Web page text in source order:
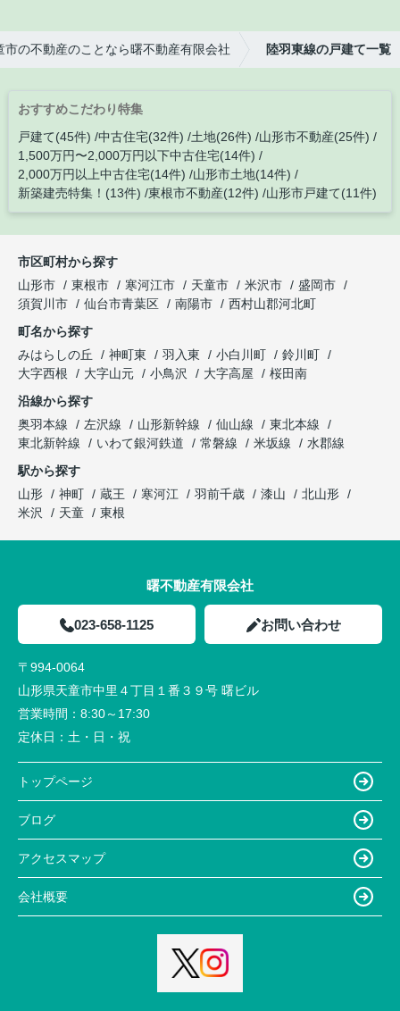
市の不動産のことなら曙不動産有限会社 陸羽東線の戸建て一覧
おすすめこだわり特集
戸建て(45件) 中古住宅(32件) 土地(26件) 山形市不動産(25件)
1,500万円〜2,000万円以下中古住宅(14件)
2,000万円以上中古住宅(14件) 山形市土地(14件)
新築建売特集！(13件) 東根市不動産(12件) 山形市戸建て(11件)
市区町村から探す
山形市
東根市 寒河江市 天童市 米沢市
盛岡市
須賀川市
仙台市青葉区 南陽市
西村山郡河北町
町名から探す
みはらしの丘
神町東 羽入東 小白川町
鈴川町
大字西根
大字山元 小鳥沢 大字高屋
桜田南
沿線から探す
奥羽本線
左沢線 山形新幹線 仙山線
東北本線
東北新幹線
いわて銀河鉄道 常磐線 米坂線
水郡線
駅から探す
山形
神町 蔵王 寒河江 羽前千歳 漆山
北山形
米沢
天童 東根
曙不動産有限会社
023-658-1125 お問い合わせ
〒994-0064
山形県天童市中里４丁目１番３９号 曙ビル
営業時間： 8:30～17:30
定休日： 土・日・祝
トップページ
ブログ
アクセスマップ
会社概要